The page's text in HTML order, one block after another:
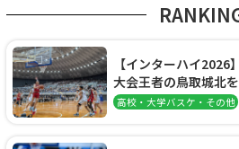
【インターハイ
大会王者の鳥取城北
阜女子に完勝、大会3
高校・大学バスケ・その他